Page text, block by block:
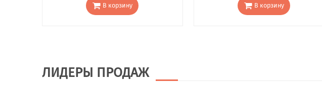
В корзину В корзину
ЛИДЕРЫ ПРОДАЖ